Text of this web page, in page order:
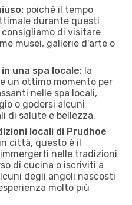
poiché il tempo
durante questi
di visitare
musei, gallerie d'arte o
una spa locale: la
un ottimo momento per
nelle spa locali,
o godersi alcuni
di salute e bellezza.
locali di Prudhoe
città, questo è il
nelle tradizioni
di cucina o iscriviti a
degli angoli nascosti
molto più